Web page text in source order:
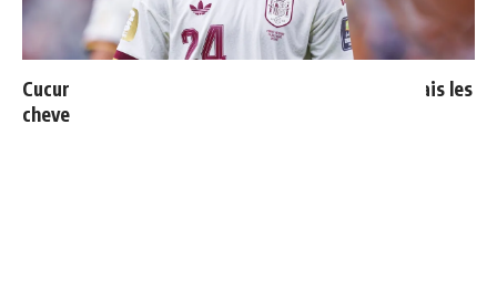
Cucurella explique pourquoi il ne se coupera jamais les
cheveux